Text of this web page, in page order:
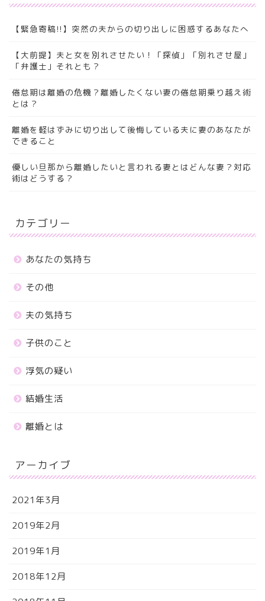
【緊急寄稿!!】突然の夫からの切り出しに困惑するあなたへ
【大前提】夫と女を別れさせたい！「探偵」「別れさせ屋」
「弁護士」それとも？
倦怠期は離婚の危機？離婚したくない妻の倦怠期乗り越え術
とは？
離婚を軽はずみに切り出して後悔している夫に妻のあなたが
できること
優しい旦那から離婚したいと言われる妻とはどんな妻？対応
術はどうする？
カテゴリー
あなたの気持ち
その他
夫の気持ち
子供のこと
浮気の疑い
結婚生活
離婚とは
アーカイブ
2021年3月
2019年2月
2019年1月
2018年12月